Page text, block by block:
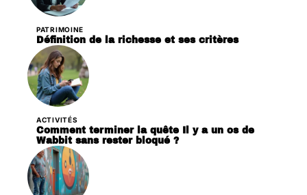
PATRIMOINE
Définition de la richesse et ses critères
ACTIVITÉS
Comment terminer la quête Il y a un os de
Wabbit sans rester bloqué ?